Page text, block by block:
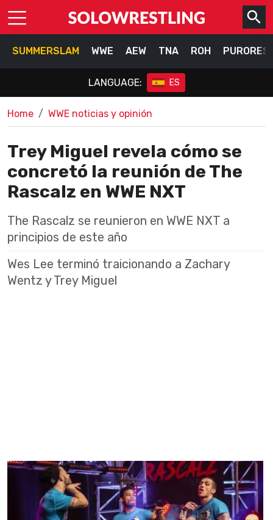
SUMMERSLAM WWE AEW TNA ROH
LANGUAGE: ES
Home WWE noticias y opinión
Trey Miguel revela cómo se
concretó la reunión de The
Rascalz en WWE NXT
The Rascalz se reunieron en WWE NXT a
principios de este año
Wes Lee terminó traicionando a Zachary
Wentz y Trey Miguel